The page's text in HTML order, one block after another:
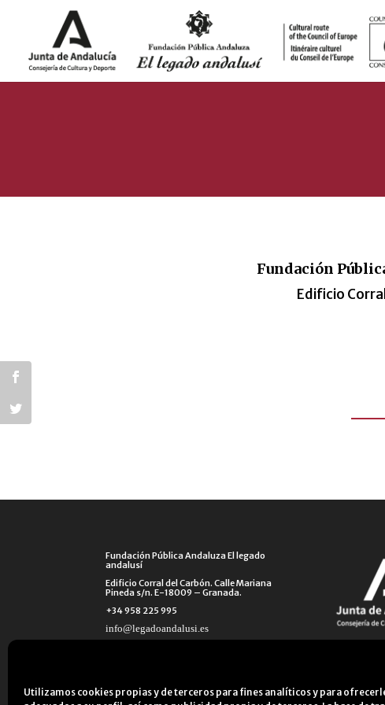
Utilizamos cookies propias y de terceros para fines analíticos y para
Fundación
Edificio
Fundación Pública Andaluza El legado
andalusí
Edificio Corral del Carbón. Calle Mariana
Pineda s/n. E-18009 – Granada.
+34 958 225 995
info@legadoandalusi.es